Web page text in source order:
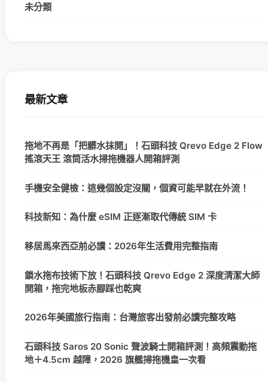
未分類
最新文章
拖地不再是「把髒水抹開」！石頭科技 Qrevo Edge 2 Flow
搖滾天王 滾筒活水掃拖機器人開箱評測
手機安全健檢：這幾個設定沒關，個資可能早就在外流！
科技新知：為什麼 eSIM 正逐漸取代傳統 SIM 卡
移居馬來西亞前必讀：2026年生活費用完整指南
鎖水拖布技術下放！石頭科技 Qrevo Edge 2 深度清潔大師
開箱，拖完地板赤腳踩也乾爽
2026年美國旅行指南：台灣旅客出發前必讀完整攻略
石頭科技 Saros 20 Sonic 聲波騎士開箱評測！高頻震動拖
地＋4.5cm 越障，2026 旗艦掃拖機皇一次看